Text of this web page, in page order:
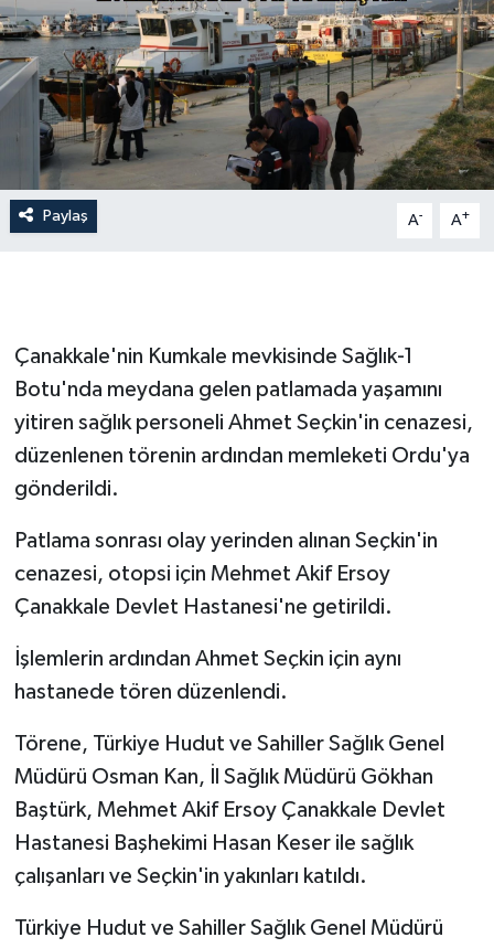
Paylaş A- A+
Çanakkale'nin Kumkale mevkisinde Sağlık-1
Botu'nda meydana gelen patlamada yaşamını
yitiren sağlık personeli Ahmet Seçkin'in cenazesi,
düzenlenen törenin ardından memleketi Ordu'ya
gönderildi.
Patlama sonrası olay yerinden alınan Seçkin'in
cenazesi, otopsi için Mehmet Akif Ersoy
Çanakkale Devlet Hastanesi'ne getirildi.
İşlemlerin ardından Ahmet Seçkin için aynı
hastanede tören düzenlendi.
Törene, Türkiye Hudut ve Sahiller Sağlık Genel
Müdürü Osman Kan, İl Sağlık Müdürü Gökhan
Baştürk, Mehmet Akif Ersoy Çanakkale Devlet
Hastanesi Başhekimi Hasan Keser ile sağlık
çalışanları ve Seçkin'in yakınları katıldı.
Türkiye Hudut ve Sahiller Sağlık Genel Müdürü
Kültür Sanat
Magazin
Otomobil
Politika
Siyaset
Spor
Tarım ve Ekonomi
Ulusal
Yaşam